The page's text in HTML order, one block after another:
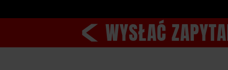
WYSŁAĆ